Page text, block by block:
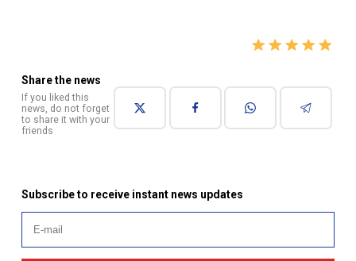
Share the news
If you liked this
news, do not forget
to share it with your
friends
Subscribe to receive instant news updates